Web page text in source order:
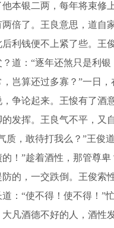
他本银二两，每年将束修
倍了。王良意思，道自
利钱便不上紧了些。王
道：“逐年还煞只是利银
岂算还过多寡？”一日，
争论起来。王悛有了酒
发挥。王良气不平，又
质，敢待打我么？”王俊
！”趁着酒性，那管尊
的，一交跌倒。王俊索
：“使不得！使不得！”
凡酒德不好的人，酒性